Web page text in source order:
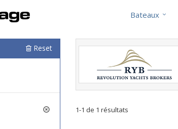
Bateaux
Reset
1-1 de 1 résultats